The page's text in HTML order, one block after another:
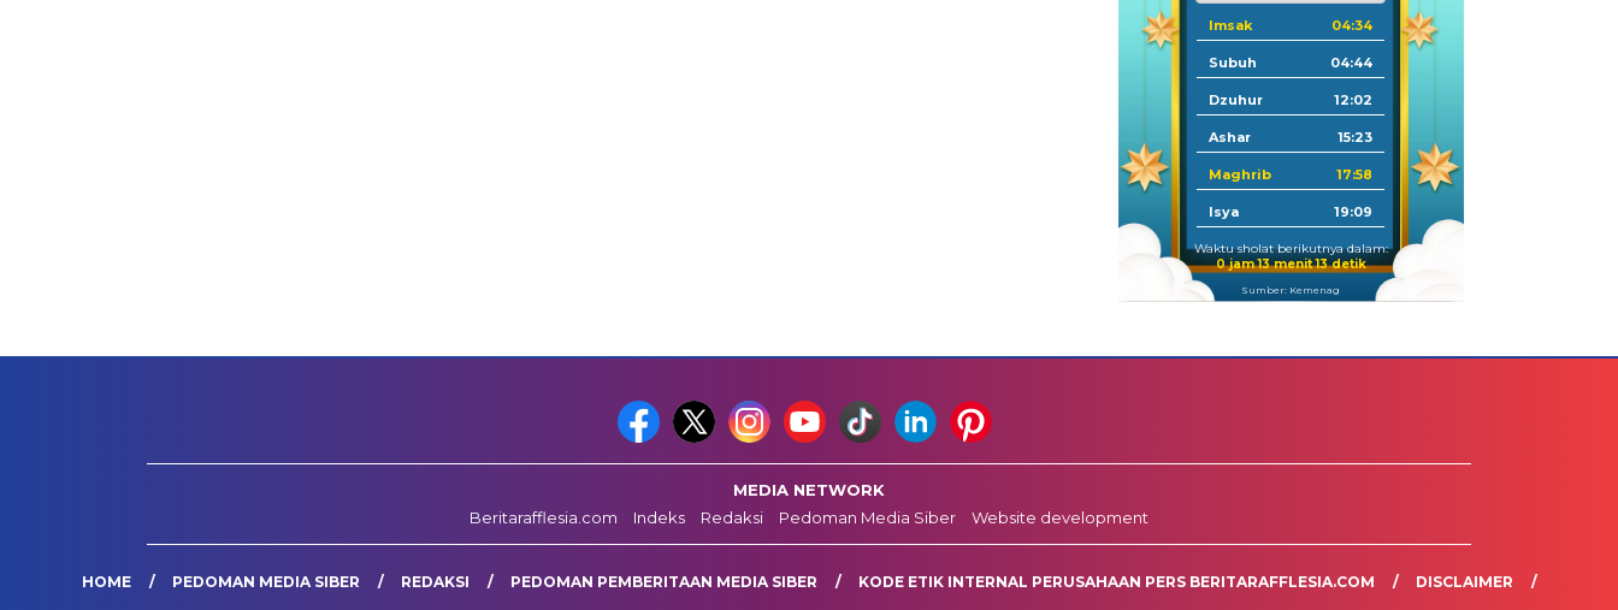
Imsak 04:34
Subuh 04:44
Dzuhur 12:02
Ashar 15:23
Maghrib 17:58
Isya 19:09
Waktu sholat berikutnya dalam:
0 jam 13 menit 12 detik
Sumber: Kemenag
MEDIA NETWORK
Beritarafflesia.com
Indeks Redaksi Pedoman Media Siber Website development
HOME PEDOMAN MEDIA SIBER REDAKSI PEDOMAN PEMBERITAAN MEDIA SIBER KODE ETIK INTERNAL PERUSAHAAN PERS BERITARAFFLESIA.COM DISCLAIMER